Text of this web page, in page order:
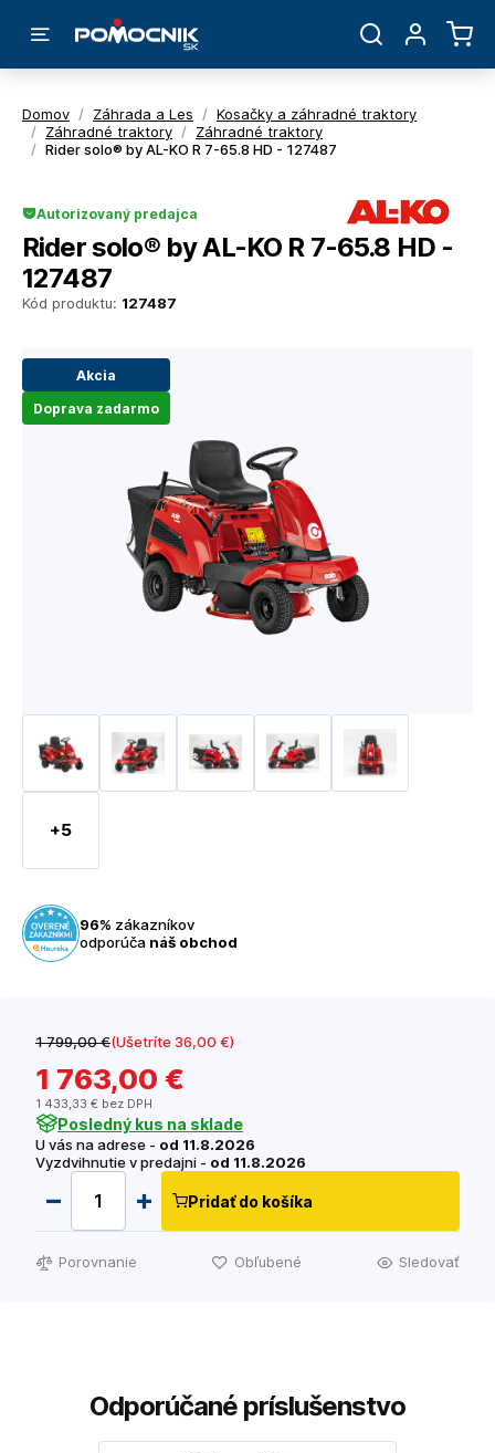
Domov / Záhrada a Les / Kosačky a záhradné traktory
/ Záhradné traktory / Záhradné traktory
/ Rider solo® by AL-KO R 7-65.8 HD - 127487
Akcia
Doprava zadarmo
+5
Kód produktu: 127487
Autorizovaný predajca
Rider solo® by AL-KO R 7-65.8 HD -
127487
96% zákazníkov
odporúča náš obchod
1 799,00 €(Ušetríte 36,00 €)
1 763,00 €
1 433,33 € bez DPH
Posledný kus na sklade
U vás na adrese - od 11.8.2026
Vyzdvihnutie v predajni - od 11.8.2026
Pridať do košíka
Porovnanie Obľubené Sledovať
Odporúčané príslušenstvo